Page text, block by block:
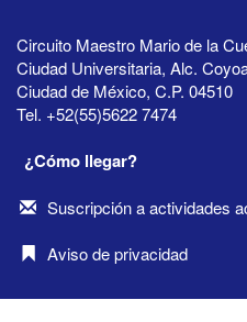
Circuito Maestro Mario de la
Ciudad Universitaria, Alc.
Ciudad de México, C.P. 04510
Tel. +52(55)5622 7474
¿Cómo llegar?
Suscripción a actividades
Aviso de privacidad